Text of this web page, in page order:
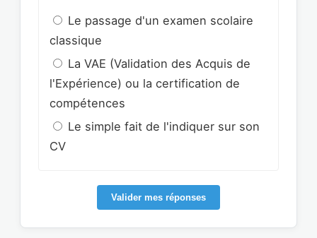
Le passage d'un examen scolaire
classique
La VAE (Validation des Acquis de
l'Expérience) ou la certification de
compétences
Le simple fait de l'indiquer sur son
CV
Valider mes réponses